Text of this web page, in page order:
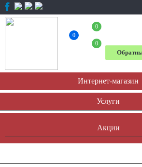
0
0
0
Интернет-магазин
Услуги
Акции